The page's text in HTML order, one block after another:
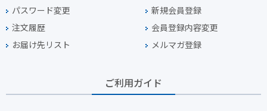
パスワード変更
新規会員登録
注文履歴
会員登録内容変更
お届け先リスト
メルマガ登録
ご利用ガイド